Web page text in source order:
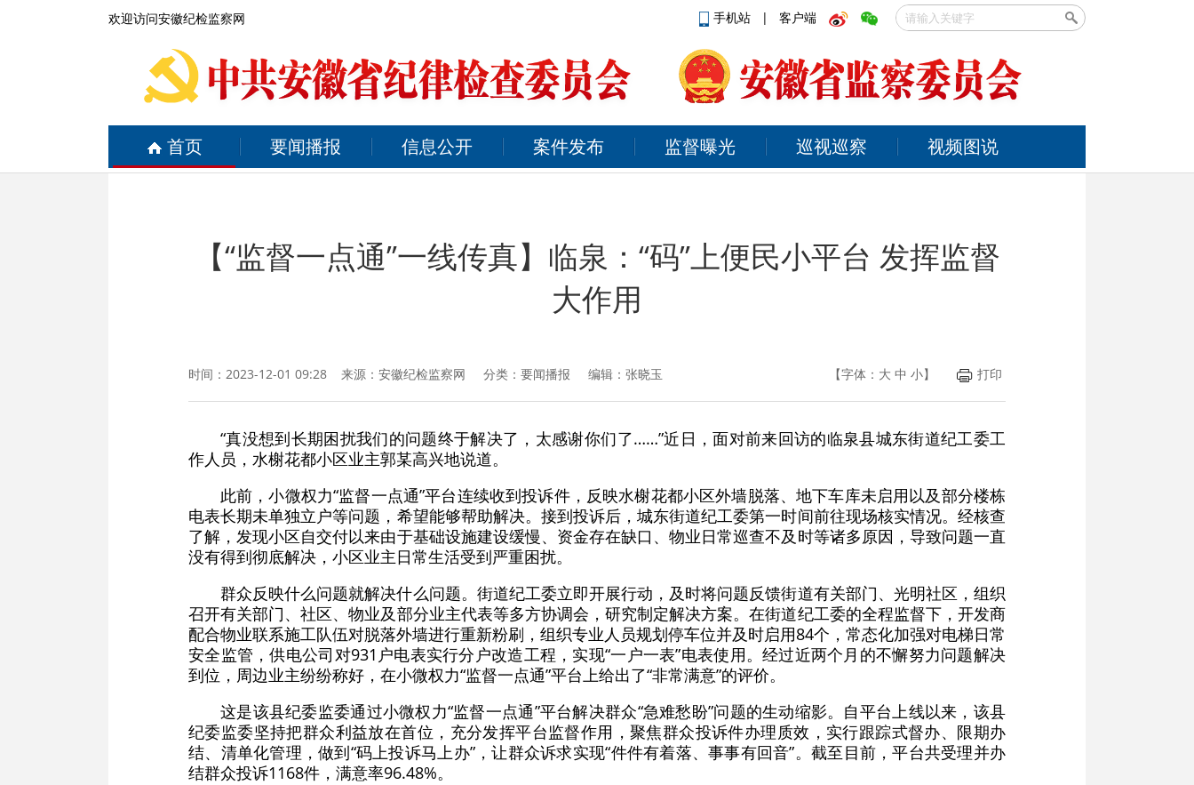
欢迎访问安徽纪检监察网 手机站 | 客户端
首页 要闻播报 信息公开 案件发布 监督曝光 巡视巡察 视频图说
【“监督一点通”一线传真】临泉：“码”上便民小平台 发挥监督
大作用
时间：2023-12-01 09:28 来源： 安徽纪检监察网 分类：要闻播报 编辑：张晓玉 【字体： 大 中 小】 打印
“真没想到长期困扰我们的问题终于解决了，太感谢你们了……”近日，面对前来回访的临泉县城东街道纪工委工
作人员，水榭花都小区业主郭某高兴地说道。
此前，小微权力“监督一点通”平台连续收到投诉件，反映水榭花都小区外墙脱落、地下车库未启用以及部分楼栋
电表长期未单独立户等问题，希望能够帮助解决。接到投诉后，城东街道纪工委第一时间前往现场核实情况。经核查
了解，发现小区自交付以来由于基础设施建设缓慢、资金存在缺口、物业日常巡查不及时等诸多原因，导致问题一直
没有得到彻底解决，小区业主日常生活受到严重困扰。
群众反映什么问题就解决什么问题。街道纪工委立即开展行动，及时将问题反馈街道有关部门、光明社区，组织
召开有关部门、社区、物业及部分业主代表等多方协调会，研究制定解决方案。在街道纪工委的全程监督下，开发商
配合物业联系施工队伍对脱落外墙进行重新粉刷，组织专业人员规划停车位并及时启用84个，常态化加强对电梯日常
安全监管，供电公司对931户电表实行分户改造工程，实现“一户一表”电表使用。经过近两个月的不懈努力问题解决
到位，周边业主纷纷称好，在小微权力“监督一点通”平台上给出了“非常满意”的评价。
这是该县纪委监委通过小微权力“监督一点通”平台解决群众“急难愁盼”问题的生动缩影。自平台上线以来，该县
纪委监委坚持把群众利益放在首位，充分发挥平台监督作用，聚焦群众投诉件办理质效，实行跟踪式督办、限期办
结、清单化管理，做到“码上投诉马上办”，让群众诉求实现“件件有着落、事事有回音”。截至目前，平台共受理并办
结群众投诉1168件，满意率96.48%。